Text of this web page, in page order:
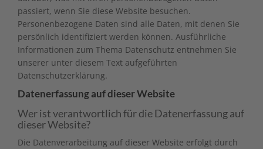
passiert, wenn Sie diese Website besuchen.
Personenbezogene Daten sind alle Daten, mit denen Sie
persönlich identifiziert werden können. Ausführliche
Informationen zum Thema Datenschutz entnehmen Sie
unserer unter diesem Text aufgeführten
Datenschutzerklärung.
Datenerfassung auf dieser Website
Wer ist verantwortlich für die Datenerfassung auf
dieser Website?
Die Datenverarbeitung auf dieser Website erfolgt durch